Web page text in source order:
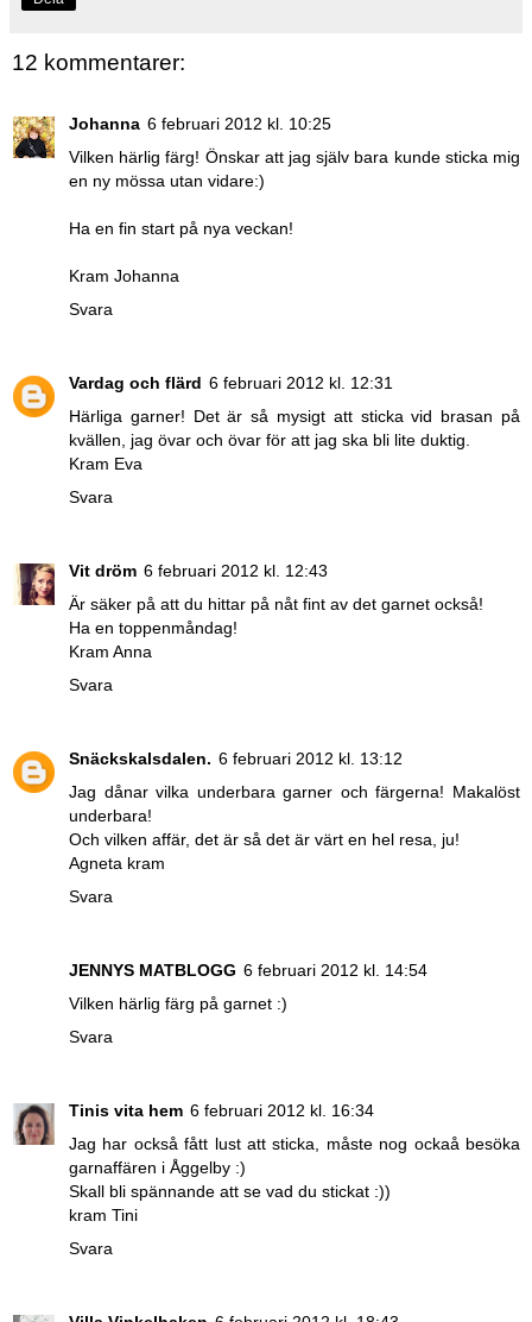
12 kommentarer:
Johanna 6 februari 2012 kl. 10:25
Vilken härlig färg! Önskar att jag själv bara kunde sticka mig
en ny mössa utan vidare:)
Ha en fin start på nya veckan!
Kram Johanna
Svara
Vardag och flärd 6 februari 2012 kl. 12:31
Härliga garner! Det är så mysigt att sticka vid brasan på
kvällen, jag övar och övar för att jag ska bli lite duktig.
Kram Eva
Svara
Vit dröm 6 februari 2012 kl. 12:43
Är säker på att du hittar på nåt fint av det garnet också!
Ha en toppenmåndag!
Kram Anna
Svara
Snäckskalsdalen. 6 februari 2012 kl. 13:12
Jag dånar vilka underbara garner och färgerna! Makalöst
underbara!
Och vilken affär, det är så det är värt en hel resa, ju!
Agneta kram
Svara
JENNYS MATBLOGG 6 februari 2012 kl. 14:54
Vilken härlig färg på garnet :)
Svara
Tinis vita hem 6 februari 2012 kl. 16:34
Jag har också fått lust att sticka, måste nog ockaå besöka
garnaffären i Åggelby :)
Skall bli spännande att se vad du stickat :))
kram Tini
Svara